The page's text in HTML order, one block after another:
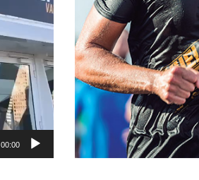
00:00